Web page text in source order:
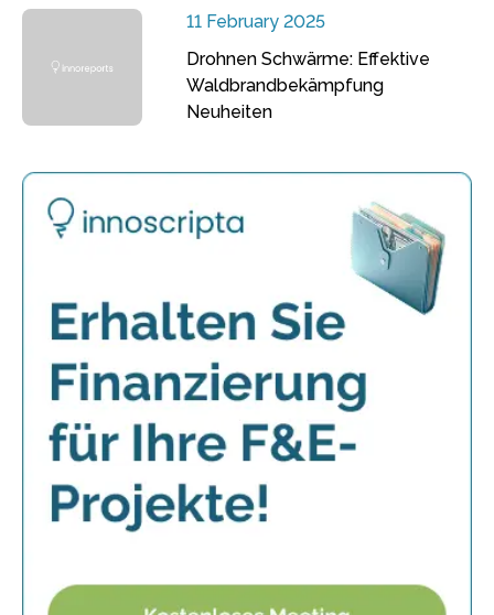
11 February 2025
Drohnen Schwärme: Effektive
Waldbrandbekämpfung
Neuheiten